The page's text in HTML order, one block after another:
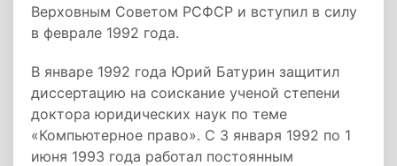
Верховным Советом РСФСР и вступил в силу
в феврале 1992 года.
В январе 1992 года Юрий Батурин защитил
диссертацию на соискание ученой степени
доктора юридических наук по теме
«Компьютерное право». С 3 января 1992 по 1
июня 1993 года работал постоянным